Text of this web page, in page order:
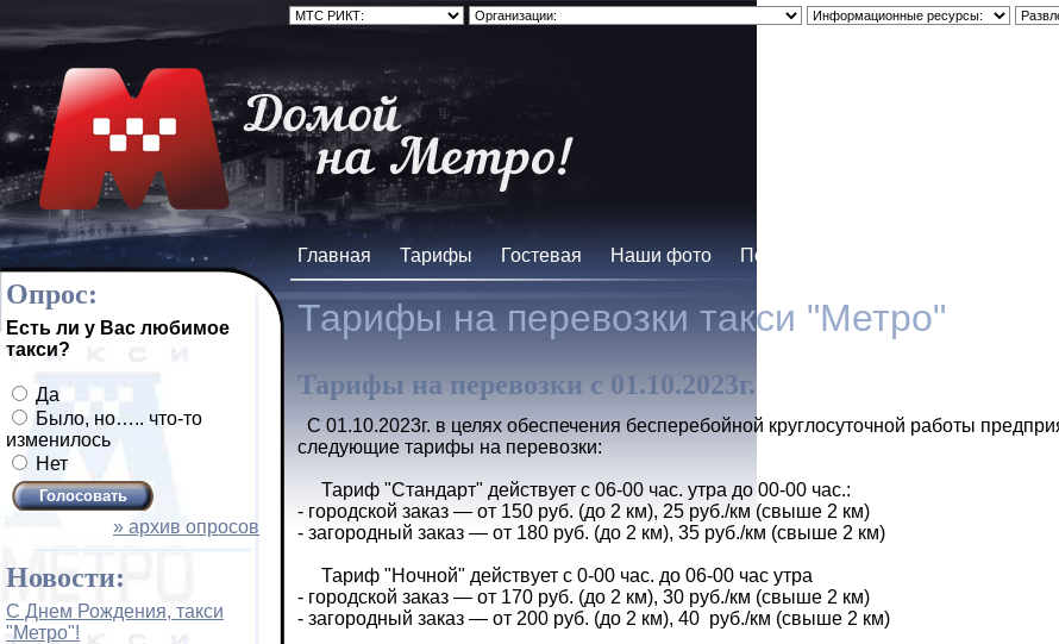
Главная Тарифы Гостевая Наши фото Помощь водителю
Опрос:
Есть ли у Вас любимое
такси?
Да
Было, но….. что-то
изменилось
Нет
» архив опросов
Новости:
С Днем Рождения, такси
"Метро"!
Тарифы на перевозки такси "Метро"
Тарифы на перевозки с 01.10.2023г.
С 01.10.2023г. в целях обеспечения бесперебойной круглосуточной работы
следующие тарифы на перевозки:
Тариф "Стандарт" действует с 06-00 час. утра до 00-00 час.:
- городской заказ — от 150 руб. (до 2 км), 25 руб./км (свыше 2 км)
- загородный заказ — от 180 руб. (до 2 км), 35 руб./км (свыше 2 км)
Тариф "Ночной" действует с 0-00 час. до 06-00 час утра
- городской заказ — от 170 руб. (до 2 км), 30 руб./км (свыше 2 км)
- загородный заказ — от 200 руб. (до 2 км), 40 руб./км (свыше 2 км)